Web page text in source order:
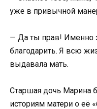
уже в привычной
— Да ты прав! Именно
благодарить. Я всю
выдавала мать.
Старшая дочь Марина
историям матери о её